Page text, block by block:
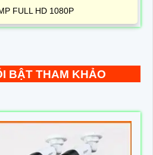
FULL HD 1080P
BẬT THAM KHẢO